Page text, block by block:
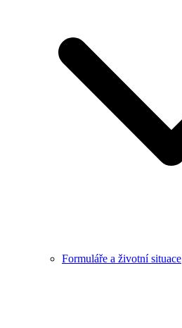
Formuláře a životní situace